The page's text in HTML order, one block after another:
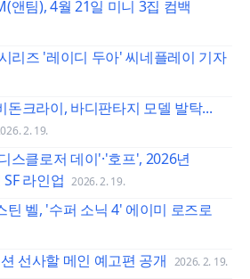
앤팀), 4월 21일 미니 3집 컴백
리즈 '레이디 두아' 씨네플레이 기자
돈크라이, 바디판타지 모델 발탁...
2. 19.
스클로저 데이'·'호프', 2026년
라인업 2026. 2. 19.
틴 벨, '수퍼 소닉 4' 에이미 로즈로
선사할 메인 예고편 공개 2026. 2. 19.